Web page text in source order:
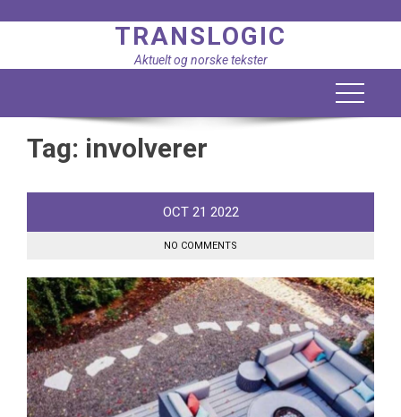
TRANSLOGIC
Aktuelt og norske tekster
Tag: involverer
OCT 21 2022
NO COMMENTS